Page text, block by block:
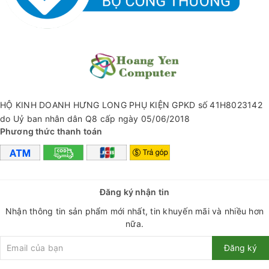
Vệ sinh thiết bị không đúng cách có thể dẫn đến hư hại và
ảnh hưởng tới trải nghiệm sử dụng.
Mỗi lần vệ sinh cho các thiết bị điện tử bạn lại phải dùng
nhiều dụng cụ khác nhau ---> Rất rắc rối....
Bộ dụng cụ vệ sinh 5 trong 1 sẽ giúp bạn làm sạch hầu hết
các thiết bị dễ dàng và nhanh chóng
HỘ KINH DOANH HƯNG LONG PHỤ KIỆN GPKD số 41H8023142
do Uỷ ban nhân dân Q8 cấp ngày 05/06/2018
Phương thức thanh toán
Đăng ký nhận tin
Nhận thông tin sản phẩm mới nhất, tin khuyến mãi và nhiều hơn
nữa.
Đăng ký